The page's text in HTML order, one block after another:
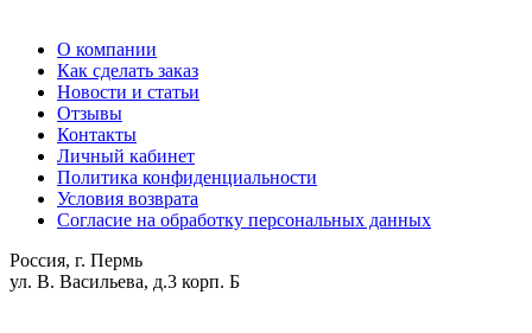
О компании
Как сделать заказ
Новости и статьи
Отзывы
Контакты
Личный кабинет
Политика конфиденциальности
Условия возврата
Согласие на обработку персональных данных
Россия, г. Пермь
ул. В. Васильева, д.3 корп. Б